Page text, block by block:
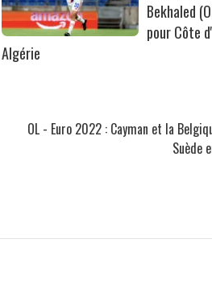
Bekhaled
pour Côte
Algérie
OL - Euro 2022 : Cayman et la
Suède